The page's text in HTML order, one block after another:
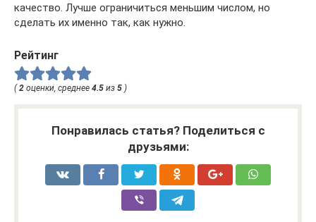
качество. Лучше ограничиться меньшим числом, но
сделать их именно так, как нужно.
Рейтинг
( 2 оценки, среднее 4.5 из 5 )
Понравилась статья? Поделиться с
друзьями: